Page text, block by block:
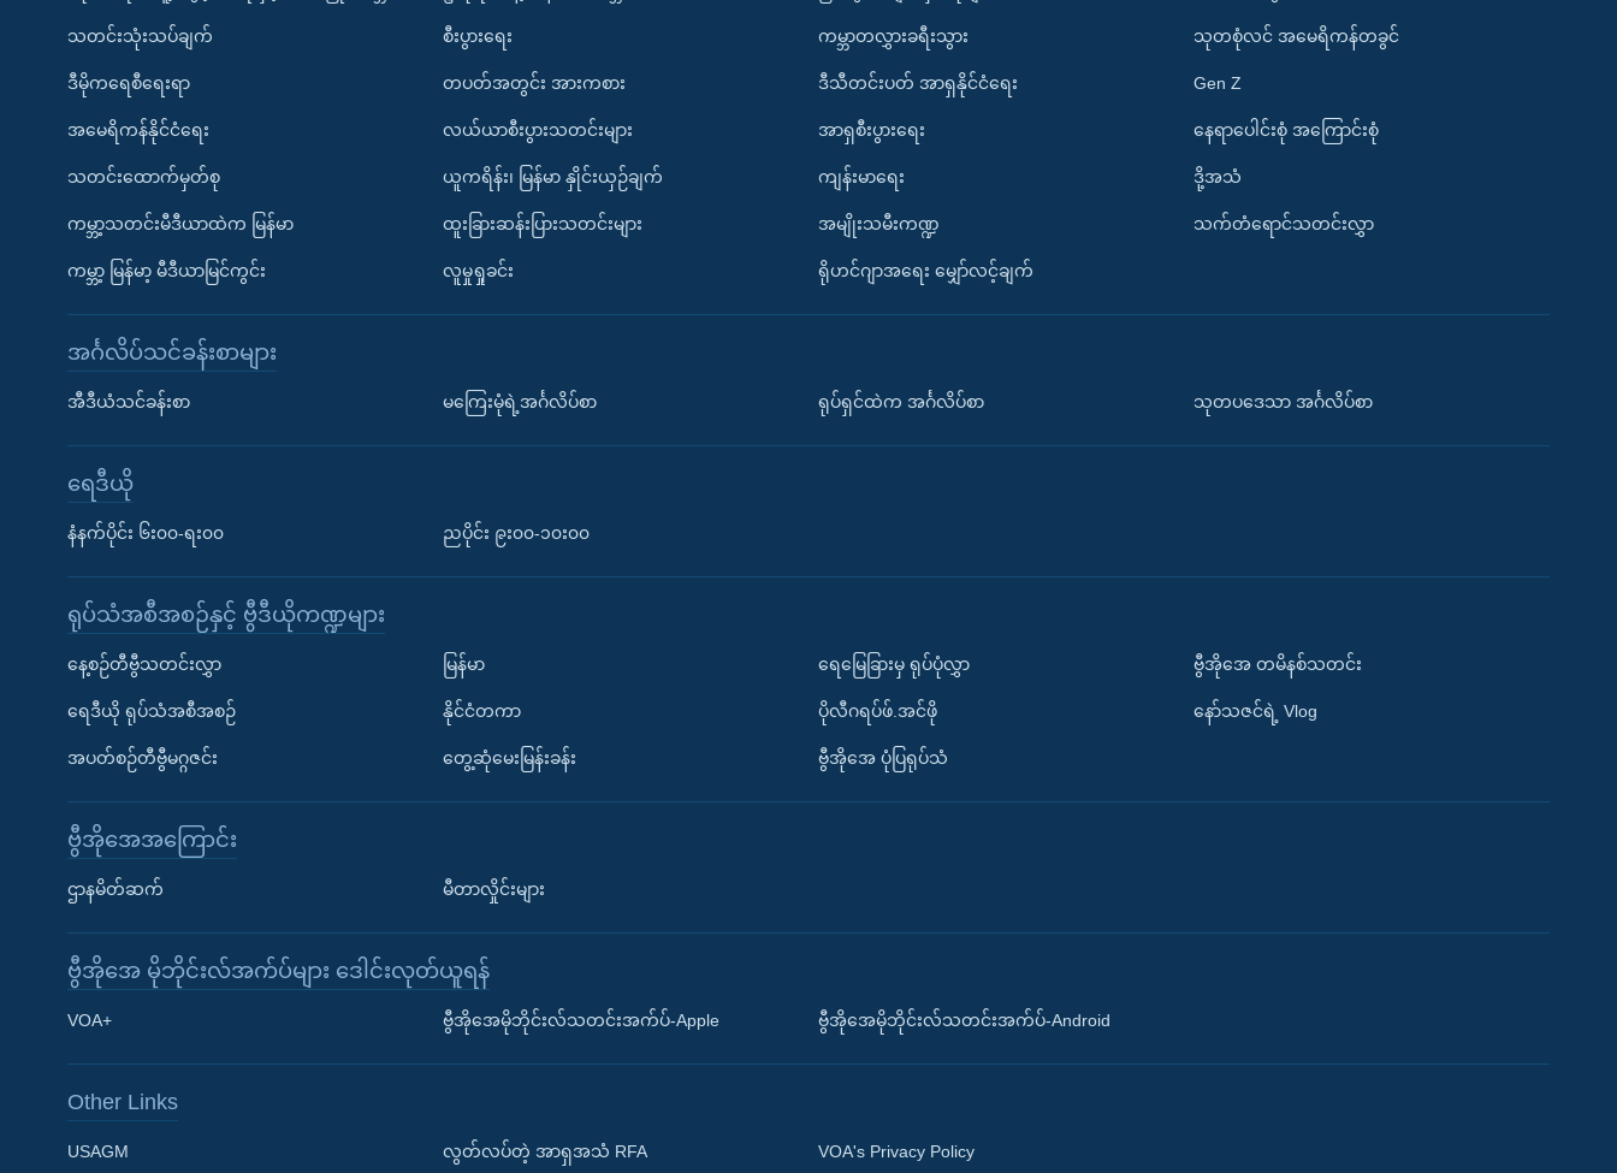
Learning English
သတင်းသုံးသပ်ချက်
ဒီမိုကရေစီရေးရာ
အမေရိကန်နိုင်ငံရေး
သတင်းထောက်မှတ်စု
ကမ္ဘာ့သတင်းမီဒီယာထဲက မြန်မာ
ကမ္ဘာ့ မြန်မာ့ မီဒီယာမြင်ကွင်း
စီးပွားရေး
တပတ်အတွင်း အားကစား
လယ်ယာစီးပွားသတင်းများ
ယူကရိန်း၊ မြန်မာ နှိုင်းယှဉ်ချက်
ထူးခြားဆန်းပြားသတင်းများ
လူမှုရှုခင်း
ကမ္ဘာတလွှားခရီးသွား
ဒီသီတင်းပတ် အာရှနိုင်ငံရေး
အာရှစီးပွားရေး
ကျန်းမာရေး
အမျိုးသမီးကဏ္ဍ
ရိုဟင်ဂျာအရေး မျှော်လင့်ချက်
သုတစုံလင် အမေရိကန်တခွင်
Gen Z
နေရာပေါင်းစုံ အကြောင်းစုံ
ဒို့အသံ
သက်တံရောင်သတင်းလွှာ
အင်္ဂလိပ်သင်ခန်းစာများ
အီဒီယံသင်ခန်းစာ မကြေးမုံရဲ့အင်္ဂလိပ်စာ ရုပ်ရှင်ထဲက အင်္ဂလိပ်စာ သုတပဒေသာ အင်္ဂလိပ်စာ
ရေဒီယို
နံနက်ပိုင်း ၆း၀၀-ရး၀၀ ညပိုင်း ၉း၀၀-၁၀း၀၀
ရုပ်သံအစီအစဉ်နှင့် ဗွီဒီယိုကဏ္ဍများ
နေ့စဉ်တီဗွီသတင်းလွှာ
ရေဒီယို ရုပ်သံအစီအစဉ်
အပတ်စဉ်တီဗွီမဂ္ဂဇင်း
မြန်မာ
နိုင်ငံတကာ
တွေ့ဆုံမေးမြန်းခန်း
ရေမြေခြားမှ ရုပ်ပုံလွှာ
ပိုလီဂရပ်ဖ်.အင်ဖို
ဗွီအိုအေ ပုံပြရုပ်သံ
ဗွီအိုအေ တမိနစ်သတင်း
နော်သဇင်ရဲ့ Vlog
ဗွီအိုအေအကြောင်း
ဌာနမိတ်ဆက် မီတာလှိုင်းများ
ဗွီအိုအေ မိုဘိုင်းလ်အက်ပ်များ ဒေါင်းလုတ်ယူရန်
VOA+ ဗွီအိုအေမိုဘိုင်းလ်သတင်းအက်ပ်-Apple ဗွီအိုအေမိုဘိုင်းလ်သတင်းအက်ပ်-Android
Other Links
USAGM လွတ်လပ်တဲ့ အာရှအသံ RFA VOA's Privacy Policy